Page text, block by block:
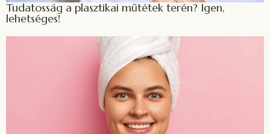
Tudatosság a plasztikai műtétek terén? Igen,
lehetséges!